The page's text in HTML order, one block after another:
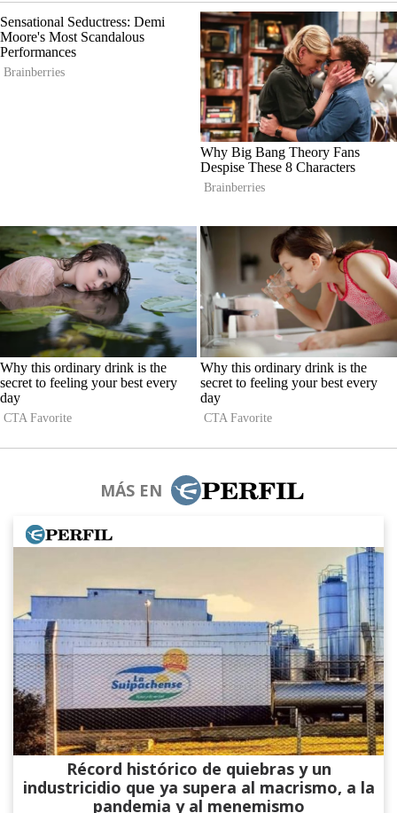
MÁS EN
Récord histórico de quiebras y un
industricidio que ya supera al macrismo, a la
pandemia y al menemismo